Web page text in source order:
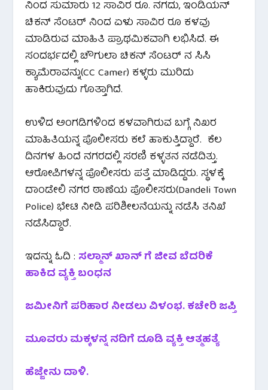
ನಿಂದ ಸುಮಾರು 12 ಸಾವಿರ ರೂ. ನಗದು, ಇಂಡಿಯನ್
ಚಿಕನ್ ಸೆಂಟರ್ ನಿಂದ ಏಳು ಸಾವಿರ ರೂ ಕಳವು
ಮಾಡಿರುವ ಮಾಹಿತಿ ಪ್ರಾಥಮಿಕವಾಗಿ ಲಭಿಸಿದೆ. ಈ
ಸಂದರ್ಭದಲ್ಲಿ ಚೌಗುಲಾ ಚಿಕನ್ ಸೆಂಟರ್ ನ ಸಿಸಿ
ಕ್ಯಾಮೆರಾವನ್ನು(CC Camer) ಕಳ್ಳರು ಮುರಿದು
ಹಾಕಿರುವುದು ಗೊತ್ತಾಗಿದೆ.
ಉಳಿದ ಅಂಗಡಿಗಳಿಂದ ಕಳವಾಗಿರುವ ಬಗ್ಗೆ ನಿಖರ
ಮಾಹಿತಿಯನ್ನ ಪೊಲೀಸರು ಕಲೆ ಹಾಕುತ್ತಿದ್ದಾರೆ. ಕೆಲ
ದಿನಗಳ ಹಿಂದೆ ನಗರದಲ್ಲಿ ಸರಣಿ ಕಳ್ಳತನ ನಡೆದಿತ್ತು.
ಆರೋಪಿಗಳನ್ನ ಪೊಲೀಸರು ಪತ್ತೆ ಮಾಡಿದ್ದರು. ಸ್ಥಳಕ್ಕೆ
ದಾಂಡೇಲಿ ನಗರ ಠಾಣೆಯ ಪೊಲೀಸರು(Dandeli Town
Police) ಭೇಟಿ ನೀಡಿ ಪರಿಶೀಲನೆಯನ್ನು ನಡೆಸಿ ತನಿಖೆ
ನಡೆಸಿದ್ದಾರೆ.
ಇದನ್ನು ಓದಿ : ಸಲ್ಮಾನ್ ಖಾನ್ ಗೆ ಜೀವ ಬೆದರಿಕೆ
ಹಾಕಿದ ವ್ಯಕ್ತಿ ಬಂಧನ
ಜಮೀನಿಗೆ ಪರಿಹಾರ ನೀಡಲು ವಿಳಂಭ. ಕಚೇರಿ ಜಪ್ತಿ
ಮೂವರು ಮಕ್ಕಳನ್ನ ನದಿಗೆ ದೂಡಿ ವ್ಯಕ್ತಿ ಆತ್ಮಹತ್ಯೆ
ಹೆಜ್ಜೇನು ದಾಳಿ.